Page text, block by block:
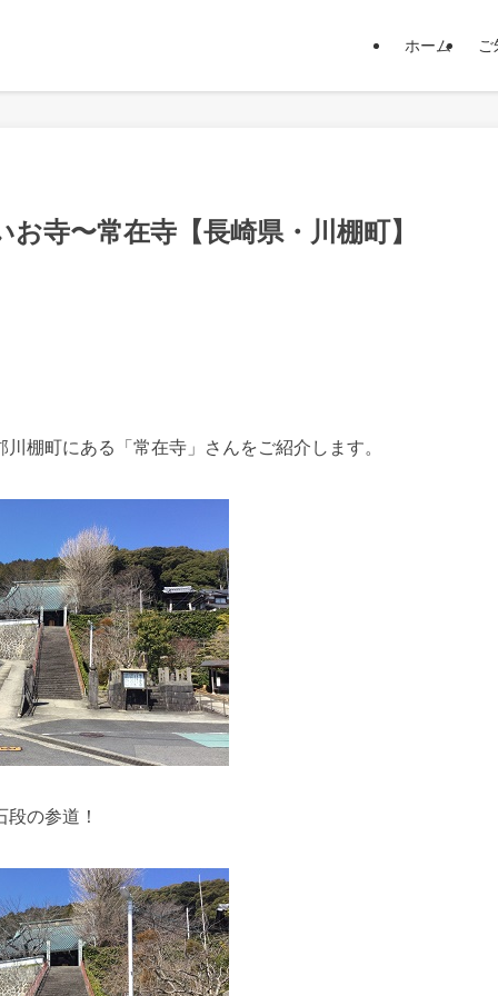
ホーム
寺〜常在寺【長崎県・川棚町】
棚町にある「常在寺」さんをご紹介します。
の参道！